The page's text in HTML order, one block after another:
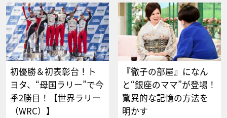
初優勝＆初表彰台！ト
ヨタ、“母国ラリー”で今
季2勝目！【世界ラリー
（WRC）】
『徹子の部屋』になん
と“銀座のママ”が登場！
驚異的な記憶の方法を
明かす